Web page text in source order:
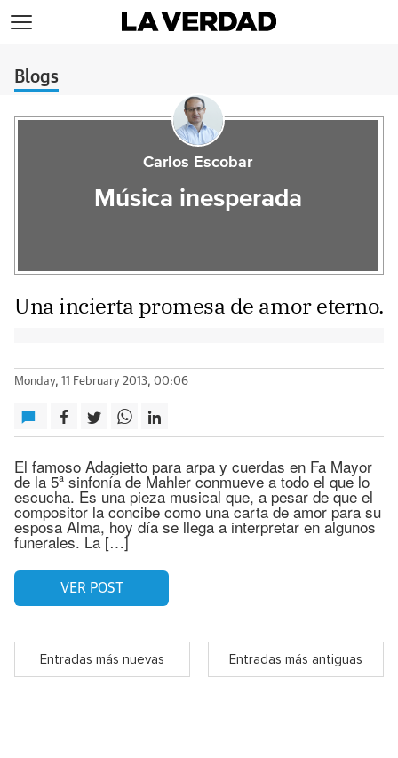
Blogs
Carlos Escobar
Música inesperada
Una incierta promesa de amor eterno.
Monday, 11 February 2013, 00:06
El famoso Adagietto para arpa y cuerdas en Fa Mayor
de la 5ª sinfonía de Mahler conmueve a todo el que lo
escucha. Es una pieza musical que, a pesar de que el
compositor la concibe como una carta de amor para su
esposa Alma, hoy día se llega a interpretar en algunos
funerales. La […]
VER POST
Entradas más nuevas Entradas más antiguas